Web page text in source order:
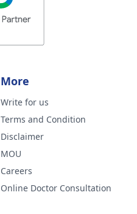
More
Write for us
Terms and Condition
Disclaimer
MOU
Careers
Online Doctor Consultation